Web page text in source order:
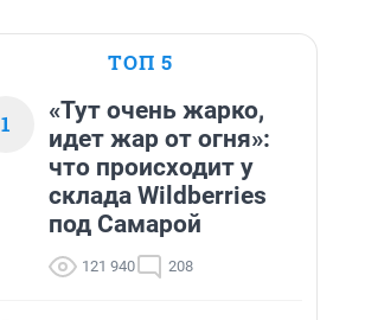
ТОП 5
1
«Тут очень жарко,
идет жар от огня»:
что происходит у
склада Wildberries
под Самарой
121 940 208